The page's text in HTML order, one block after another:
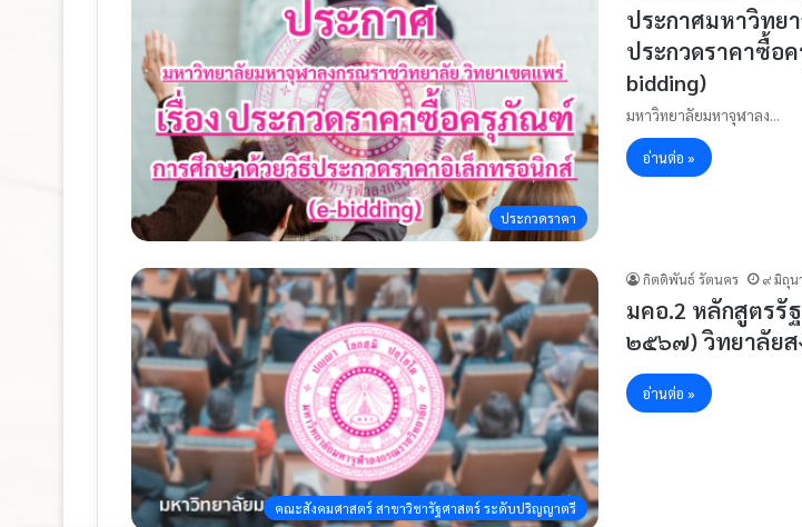
ประกวดราคา
ประกาศมหาวิทย
ประกวดราคาซื้อ
bidding)
มหาวิทยาลัยมหาจุฬาลง…
อ่านต่อ »
คณะสังคมศาสตร์ สาขาวิชารัฐศาสตร์ ระดับปริญญาตรี
กิตติพันธ์ รัตนคร ๙ มิถุ
มคอ.2 หลักสูตรรั
๒๕๖๗) วิทยาลัยส
อ่านต่อ »